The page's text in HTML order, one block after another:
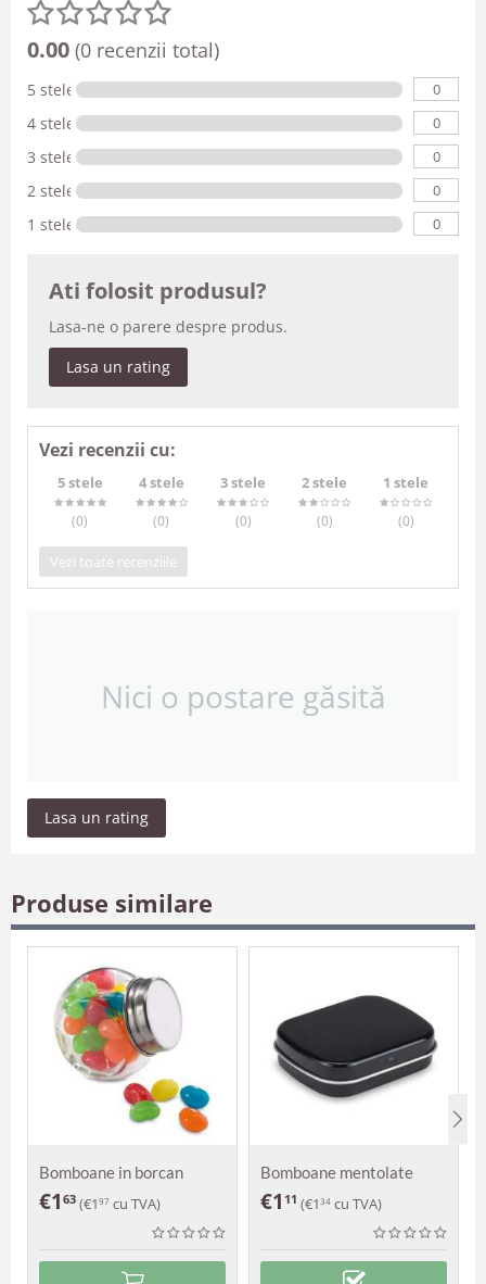
0.00 (0 recenzii total)
5 stele 0
4 stele 0
3 stele 0
2 stele 0
1 stele 0
Ati folosit produsul?
Lasa-ne o parere despre produs.
Lasa un rating
Vezi recenzii cu:
5 stele
(0)
4 stele
(0)
3 stele
(0)
2 stele
(0)
1 stele
(0)
Vezi toate recenziile
Nici o postare găsită
Lasa un rating
Produse similare
Bomboane in borcan
Natalia
€1 63 (€1 97 cu TVA)
Bomboane mentolate
Frida
€1 11 (€1 34 cu TVA)